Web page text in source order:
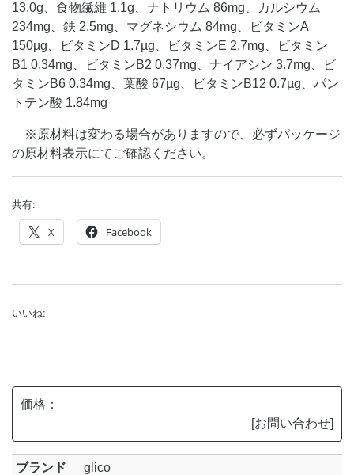
13.0g、食物繊維 1.1g、ナトリウム 86mg、カルシウム
234mg、鉄 2.5mg、マグネシウム 84mg、ビタミンA
150µg、ビタミンD 1.7µg、ビタミンE 2.7mg、ビタミン
B1 0.34mg、ビタミンB2 0.37mg、ナイアシン 3.7mg、ビ
タミンB6 0.34mg、葉酸 67µg、ビタミンB12 0.7µg、パン
トテン酸 1.84mg
※原材料は変わる場合がありますので、必ずパッケージ
の原材料表示にてご確認ください。
共有:
X Facebook
いいね:
価格：
[お問い合わせ]
ブランド
glico